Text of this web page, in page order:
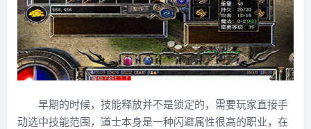
早期的时候，技能释放并不是锁定的，需要玩家直接手
动选中技能范围，道士本身是一种闪避属性很高的职业，在